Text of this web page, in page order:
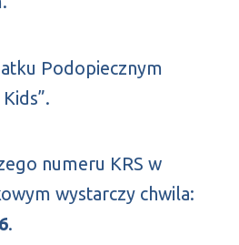
Podopiecznym
numeru KRS w
wystarczy chwila:
.